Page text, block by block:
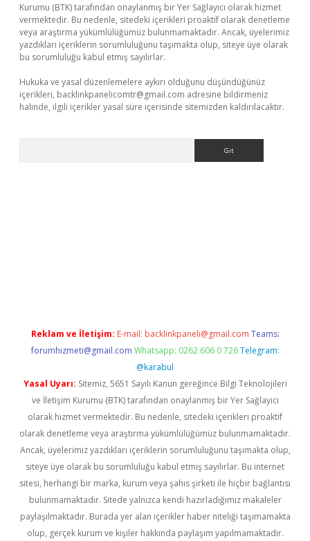
Kurumu (BTK) tarafından onaylanmış bir Yer Sağlayıcı olarak hizmet
vermektedir. Bu nedenle, sitedeki içerikleri proaktif olarak denetleme
veya araştırma yükümlülüğümüz bulunmamaktadır. Ancak, üyelerimiz
yazdıkları içeriklerin sorumluluğunu taşımakta olup, siteye üye olarak
bu sorumluluğu kabul etmiş sayılırlar.
Hukuka ve yasal düzenlemelere aykırı olduğunu düşündüğünüz
içerikleri, backlinkpanelicomtr@gmail.com adresine bildirmeniz
halinde, ilgili içerikler yasal süre içerisinde sitemizden kaldırılacaktır.
Reklam ve İletişim: E-mail: backlinkpaneli@gmail.com Teams:
forumhizmeti@gmail.com Whatsapp: 0262 606 0 726 Telegram:
@karabul
Yasal Uyarı: Sitemiz, 5651 Sayılı Kanun gereğince Bilgi Teknolojileri
ve İletişim Kurumu (BTK) tarafından onaylanmış bir Yer Sağlayıcı
olarak hizmet vermektedir. Bu nedenle, sitedeki içerikleri proaktif
olarak denetleme veya araştırma yükümlülüğümüz bulunmamaktadır.
Ancak, üyelerimiz yazdıkları içeriklerin sorumluluğunu taşımakta olup,
siteye üye olarak bu sorumluluğu kabul etmiş sayılırlar. Bu internet
sitesi, herhangi bir marka, kurum veya şahıs şirketi ile hiçbir bağlantısı
bulunmamaktadır. Sitede yalnızca kendi hazırladığımız makaleler
paylaşılmaktadır. Burada yer alan içerikler haber niteliği taşımamakta
olup, gerçek kurum ve kişiler hakkında paylaşım yapılmamaktadır.